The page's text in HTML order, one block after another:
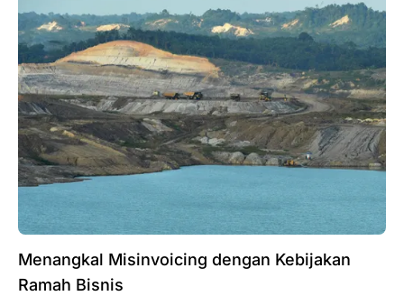
Menangkal Misinvoicing dengan Kebijakan
Ramah Bisnis